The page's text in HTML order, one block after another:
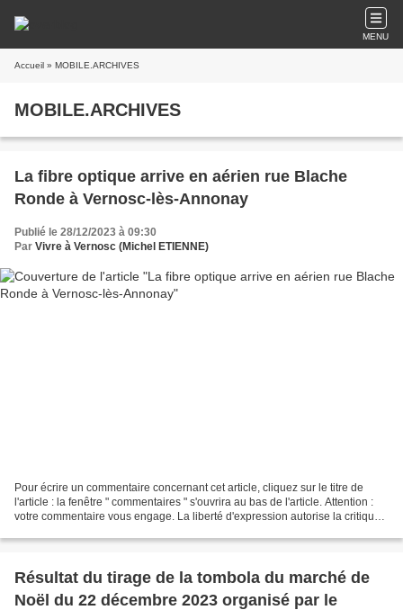
MENU
Accueil » MOBILE.ARCHIVES
MOBILE.ARCHIVES
La fibre optique arrive en aérien rue Blache
Ronde à Vernosc-lès-Annonay
Publié le 28/12/2023 à 09:30
Par Vivre à Vernosc (Michel ETIENNE)
Pour écrire un commentaire concernant cet article, cliquez sur le titre de
l'article : la fenêtre " commentaires " s'ouvrira au bas de l'article. Attention :
votre commentaire vous engage. La liberté d'expression autorise la critique,
Résultat du tirage de la tombola du marché de
Noël du 22 décembre 2023 organisé par le